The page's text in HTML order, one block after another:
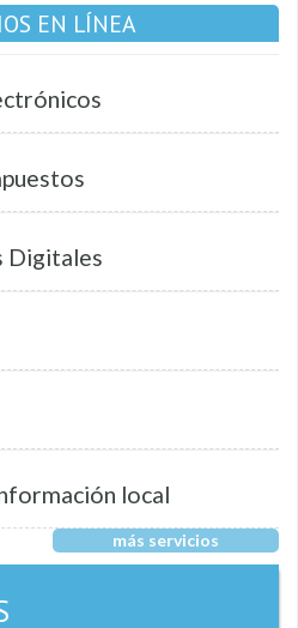
EN LÍNEA
Digitales
local
más servicios